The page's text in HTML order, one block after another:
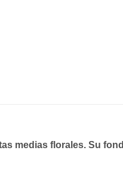
medias florales. Su